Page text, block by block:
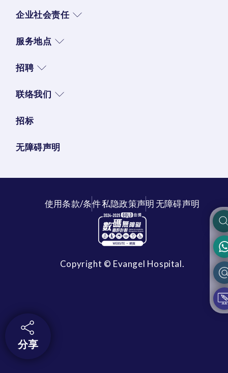
企业社会责任
服务地点
招聘
联络我们
招标
无障碍声明
使用条款/条件私隐政策声明无障碍声明
Copyright © Evangel Hospital.
分享